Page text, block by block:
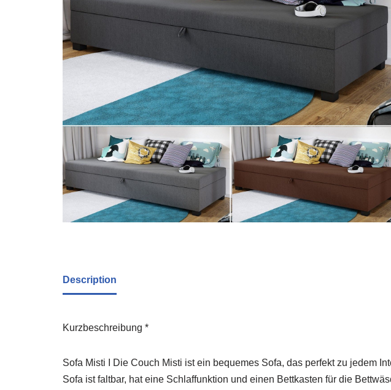
Description
Kurzbeschreibung *
Sofa Misti I Die Couch Misti ist ein bequemes Sofa, das perfekt zu jedem
Sofa ist faltbar, hat eine Schlaffunktion und einen Bettkasten für die